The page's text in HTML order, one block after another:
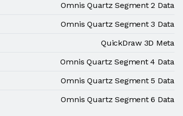
Omnis Quartz Segment 2 Data
Omnis Quartz Segment 3 Data
QuickDraw 3D Meta
Omnis Quartz Segment 4 Data
Omnis Quartz Segment 5 Data
Omnis Quartz Segment 6 Data